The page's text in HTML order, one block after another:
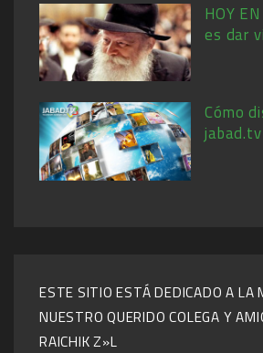
HOY
es dar
Cómo
jabad.tv
ESTE SITIO ESTÁ DEDICADO A LA
NUESTRO QUERIDO COLEGA Y
RAICHIK Z»L